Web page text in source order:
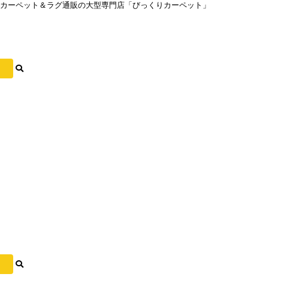
カーペット＆ラグ通販の大型専門店「びっくりカーペット」